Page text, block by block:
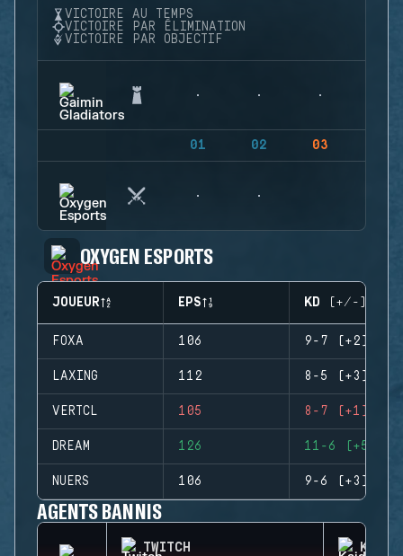
VICTOIRE AU TEMPS
VICTOIRE PAR ÉLIMINATION
VICTOIRE PAR OBJECTIF
01 02 03
OXYGEN ESPORTS
JOUEUR EPS KD (+/-)
FOXA 106 9-7 (+2)
LAXING 112 8-5 (+3)
VERTCL 105 8-7 (+1)
DREAM 126 11-6 (+5)
NUERS 106 9-6 (+3)
AGENTS BANNIS
TWITCH KAID